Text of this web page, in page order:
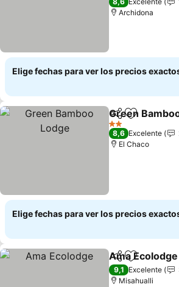
Archidona
Elige fechas para ver los precios
CompartirAgregar a
Green
2 Estrellas
8,6 Excelente
El Chaco
Elige fechas para ver los precios
CompartirAgregar a
Ama Ecolodge
9,1 Excelente
Misahualli